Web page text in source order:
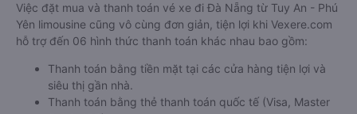
Việc đặt mua và thanh toán vé xe đi Đà Nẵng từ Tuy An - Phú
Yên limousine cũng vô cùng đơn giản, tiện lợi khi Vexere.com
hỗ trợ đến 06 hình thức thanh toán khác nhau bao gồm:
Thanh toán bằng tiền mặt tại các cửa hàng tiện lợi và
siêu thị gần nhà.
Thanh toán bằng thẻ thanh toán quốc tế (Visa, Master